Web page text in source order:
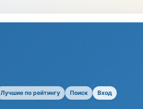
Лучшие по рейтингу Поиск Вход